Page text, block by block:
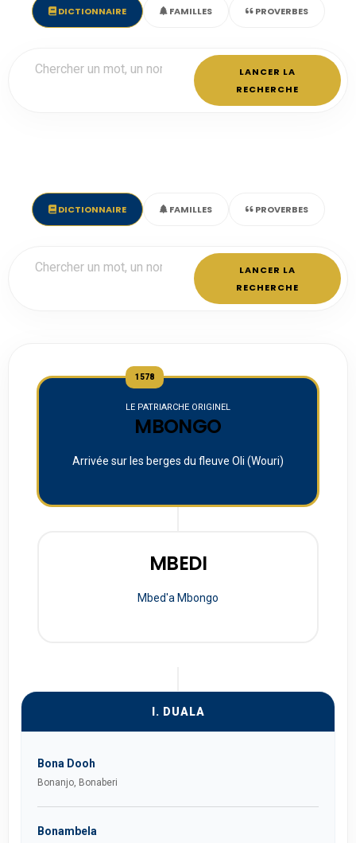
DICTIONNAIRE FAMILLES PROVERBES
LANCER LA
RECHERCHE
DICTIONNAIRE FAMILLES PROVERBES
LANCER LA
RECHERCHE
1578
LE PATRIARCHE ORIGINEL
MBONGO
Arrivée sur les berges du fleuve Oli (Wouri)
MBEDI
Mbed'a Mbongo
I. DUALA
Bona Dooh
Bonanjo, Bonaberi
Bonambela